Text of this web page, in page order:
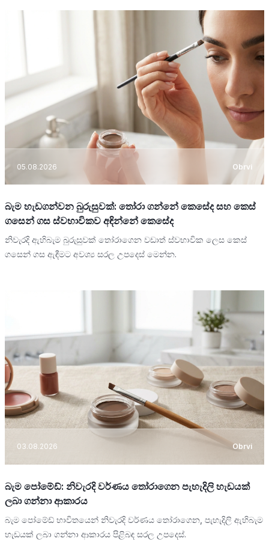
05.08.2026 Obrvi
බැම හැඩගන්වන බුරුසුවක්: තෝරා ගන්නේ කෙසේද සහ කෙස්
ගසෙන් ගස ස්වභාවිකව අඳින්නේ කෙසේද
නිවැරදි ඇහිබැම බුරුසුවක් තෝරාගෙන වඩාත් ස්වභාවික ලෙස කෙස්
ගසෙන් ගස ඇඳීමට අවශ්‍ය සරල උපදෙස් මෙන්න.
03.08.2026 Obrvi
බැම පෝමේඩ්: නිවැරදි වර්ණය තෝරාගෙන පැහැදිලි හැඩයක්
ලබා ගන්නා ආකාරය
බැම පෝමේඩ් භාවිතයෙන් නිවැරදි වර්ණය තෝරාගෙන, පැහැදිලි ඇහිබැම
හැඩයක් ලබා ගන්නා ආකාරය පිළිබඳ සරල උපදෙස්.